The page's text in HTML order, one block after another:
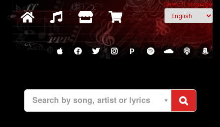
Select Language
P
Search by song, artist or lyrics